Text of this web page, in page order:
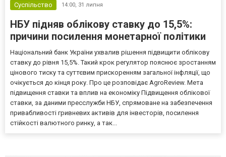
Суспільство 14:00, 31 липня
НБУ підняв облікову ставку до 15,5%:
причини посилення монетарної політики
Національний банк України ухвалив рішення підвищити облікову
ставку до рівня 15,5%. Такий крок регулятор пояснює зростанням
цінового тиску та суттєвим прискоренням загальної інфляції, що
очікується до кінця року. Про це розповідає AgroReview. Мета
підвищення ставки та вплив на економіку Підвищення облікової
ставки, за даними пресслужби НБУ, спрямоване на забезпечення
привабливості гривневих активів для інвесторів, посилення
стійкості валютного ринку, а так...